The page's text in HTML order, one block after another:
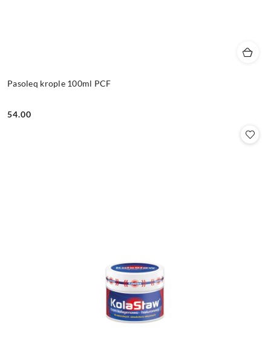
Pasoleq krople 100ml PCF
Cena:
54.00